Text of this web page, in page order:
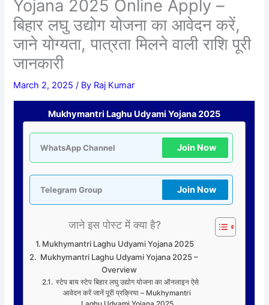
Yojana 2025 Online Apply –
बिहार लघु उद्योग योजना का आवेदन करें,
जाने योग्यता, पात्रता मिलने वाली राशि पूरी
जानकारी
March 2, 2025/ By Raj Kumar
Mukhymantri Laghu Udyami Yojana 2025
WhatsApp Channel Join Now
Telegram Group Join Now
जाने इस पोस्ट में क्या है?
Mukhymantri Laghu Udyami Yojana 2025
Mukhymantri Laghu Udyami Yojana 2025 –
Overview
स्टेप बाय स्टेप बिहार लघु उद्योग योजना का ऑनलाइन ऐसे
आवेदन करें जानें पूरी प्रक्रिया – Mukhymantri